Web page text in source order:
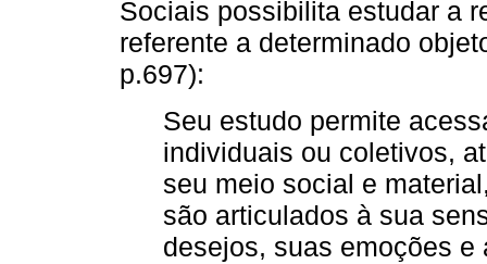
Sociais possibilita estudar a
referente a determinado
p.697):
Seu estudo permite
individuais ou coletivos,
seu meio social e
são articulados à sua
desejos, suas emoções